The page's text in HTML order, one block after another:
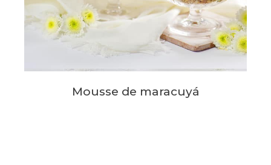
Mousse de maracuyá